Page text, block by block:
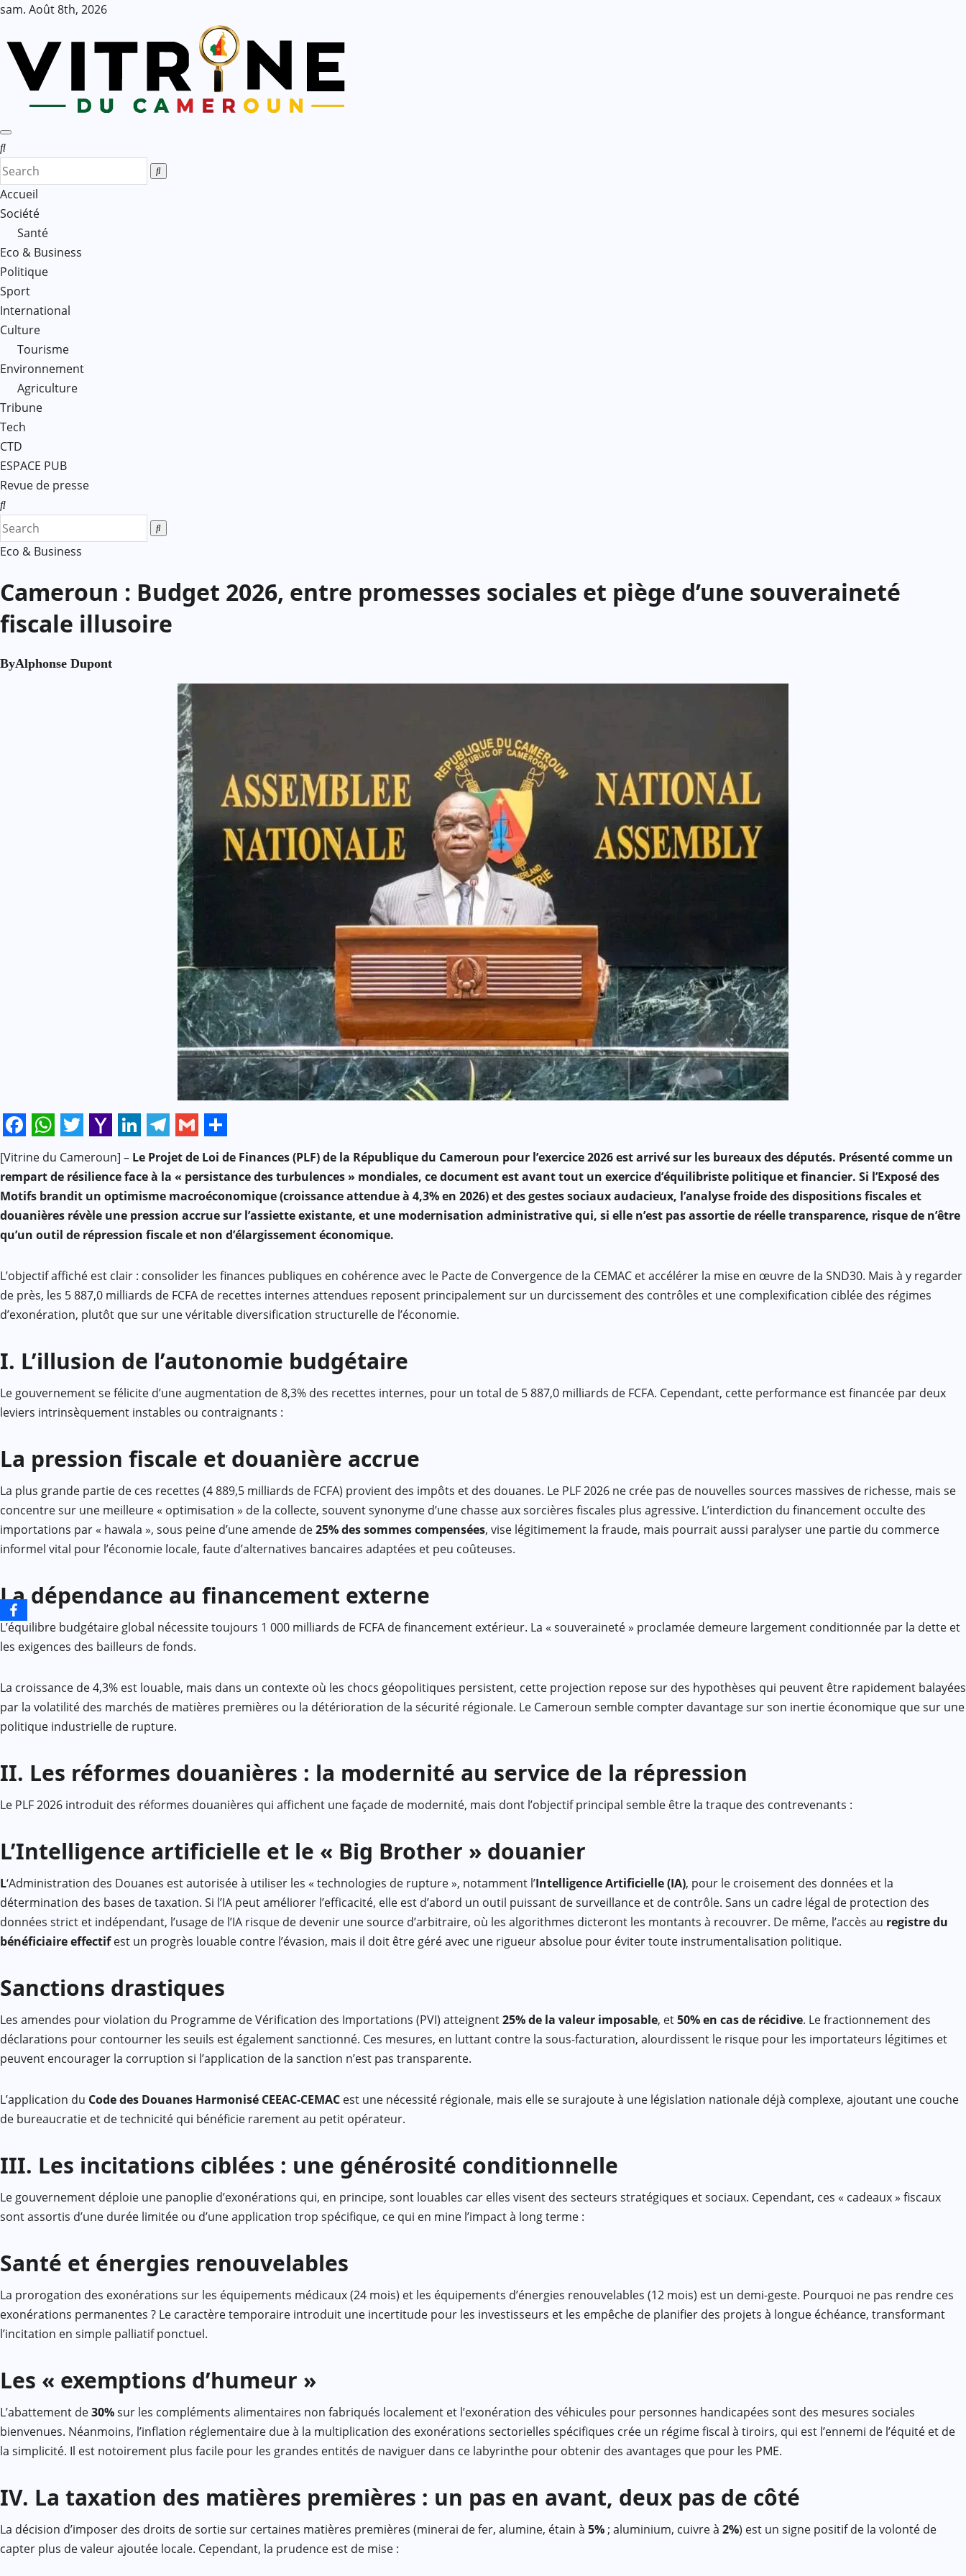
Skip
content
sam. Août 8th, 2026
Accueil
Société
Santé
Eco & Business
Politique
Sport
International
Culture
Tourisme
Environnement
Agriculture
Tribune
Tech
CTD
ESPACE PUB
Revue de presse
Eco & Business
Cameroun : Budget 2026, entre promesses sociales et piège d’une souveraineté
fiscale illusoire
ByAlphonse Dupont
Facebook
WhatsApp
Twitter
Yahoo
Mail
LinkedIn
Telegram
GmailShare
[Vitrine du Cameroun] – Le Projet de Loi de Finances (PLF) de la République du Cameroun pour l’exercice 2026 est arrivé sur les bureaux des députés. Présenté comme un
rempart de résilience face à la « persistance des turbulences » mondiales, ce document est avant tout un exercice d’équilibriste politique et financier. Si l’Exposé des
Motifs brandit un optimisme macroéconomique (croissance attendue à 4,3% en 2026) et des gestes sociaux audacieux, l’analyse froide des dispositions fiscales et
douanières révèle une pression accrue sur l’assiette existante, et une modernisation administrative qui, si elle n’est pas assortie de réelle transparence, risque de n’être
qu’un outil de répression fiscale et non d’élargissement économique.
L’objectif affiché est clair : consolider les finances publiques en cohérence avec le Pacte de Convergence de la CEMAC et accélérer la mise en œuvre de la SND30. Mais à y regarder
de près, les 5 887,0 milliards de FCFA de recettes internes attendues reposent principalement sur un durcissement des contrôles et une complexification ciblée des régimes
d’exonération, plutôt que sur une véritable diversification structurelle de l’économie.
I. L’illusion de l’autonomie budgétaire
Le gouvernement se félicite d’une augmentation de 8,3% des recettes internes, pour un total de 5 887,0 milliards de FCFA. Cependant, cette performance est financée par deux
leviers intrinsèquement instables ou contraignants :
La pression fiscale et douanière accrue
La plus grande partie de ces recettes (4 889,5 milliards de FCFA) provient des impôts et des douanes. Le PLF 2026 ne crée pas de nouvelles sources massives de richesse, mais se
concentre sur une meilleure « optimisation » de la collecte, souvent synonyme d’une chasse aux sorcières fiscales plus agressive. L’interdiction du financement occulte des
importations par « hawala », sous peine d’une amende de25% des sommes compensées, vise légitimement la fraude, mais pourrait aussi paralyser une partie du commerce
informel vital pour l’économie locale, faute d’alternatives bancaires adaptées et peu coûteuses.
La dépendance au financement externe
L’équilibre budgétaire global nécessite toujours 1 000 milliards de FCFA de financement extérieur. La « souveraineté » proclamée demeure largement conditionnée par la dette et
les exigences des bailleurs de fonds.
La croissance de 4,3% est louable, mais dans un contexte où les chocs géopolitiques persistent, cette projection repose sur des hypothèses qui peuvent être rapidement balayées
par la volatilité des marchés de matières premières ou la détérioration de la sécurité régionale. Le Cameroun semble compter davantage sur son inertie économique que sur une
politique industrielle de rupture.
II. Les réformes douanières : la modernité au service de la répression
Le PLF 2026 introduit des réformes douanières qui affichent une façade de modernité, mais dont l’objectif principal semble être la traque des contrevenants :
L’Intelligence artificielle et le « Big Brother » douanier
L‘Administration des Douanes est autorisée à utiliser les « technologies de rupture », notamment l’Intelligence Artificielle (IA), pour le croisement des données et la
détermination des bases de taxation. Si l’IA peut améliorer l’efficacité, elle est d’abord un outil puissant de surveillance et de contrôle. Sans un cadre légal de protection des
données strict et indépendant, l’usage de l’IA risque de devenir une source d’arbitraire, où les algorithmes dicteront les montants à recouvrer. De même, l’accès au registre du
bénéficiaire effectifest un progrès louable contre l’évasion, mais il doit être géré avec une rigueur absolue pour éviter toute instrumentalisation politique.
Sanctions drastiques
Les amendes pour violation du Programme de Vérification des Importations (PVI) atteignent25% de la valeur imposable, et50% en cas de récidive. Le fractionnement des
déclarations pour contourner les seuils est également sanctionné. Ces mesures, en luttant contre la sous-facturation, alourdissent le risque pour les importateurs légitimes et
peuvent encourager la corruption si l’application de la sanction n’est pas transparente.
L’application du Code des Douanes Harmonisé CEEAC-CEMAC est une nécessité régionale, mais elle se surajoute à une législation nationale déjà complexe, ajoutant une couche
de bureaucratie et de technicité qui bénéficie rarement au petit opérateur.
III. Les incitations ciblées : une générosité conditionnelle
Le gouvernement déploie une panoplie d’exonérations qui, en principe, sont louables car elles visent des secteurs stratégiques et sociaux. Cependant, ces « cadeaux » fiscaux
sont assortis d’une durée limitée ou d’une application trop spécifique, ce qui en mine l’impact à long terme :
Santé et énergies renouvelables
La prorogation des exonérations sur les équipements médicaux (24 mois) et les équipements d’énergies renouvelables (12 mois) est un demi-geste. Pourquoi ne pas rendre ces
exonérations permanentes ? Le caractère temporaire introduit une incertitude pour les investisseurs et les empêche de planifier des projets à longue échéance, transformant
l’incitation en simple palliatif ponctuel.
Les « exemptions d’humeur »
L’abattement de30%sur les compléments alimentaires non fabriqués localement et l’exonération des véhicules pour personnes handicapées sont des mesures sociales
bienvenues. Néanmoins, l’inflation réglementaire due à la multiplication des exonérations sectorielles spécifiques crée un régime fiscal à tiroirs, qui est l’ennemi de l’équité et de
la simplicité. Il est notoirement plus facile pour les grandes entités de naviguer dans ce labyrinthe pour obtenir des avantages que pour les PME.
IV. La taxation des matières premières : un pas en avant, deux pas de côté
La décision d’imposer des droits de sortie sur certaines matières premières (minerai de fer, alumine, étain à 5% ; aluminium, cuivre à 2%) est un signe positif de la volonté de
capter plus de valeur ajoutée locale. Cependant, la prudence est de mise :